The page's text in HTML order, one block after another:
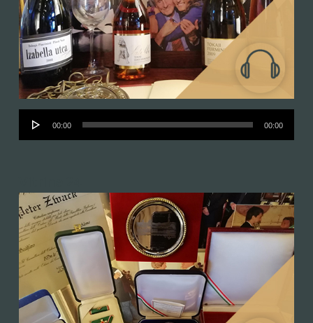
lejátszó
00:00 00:00